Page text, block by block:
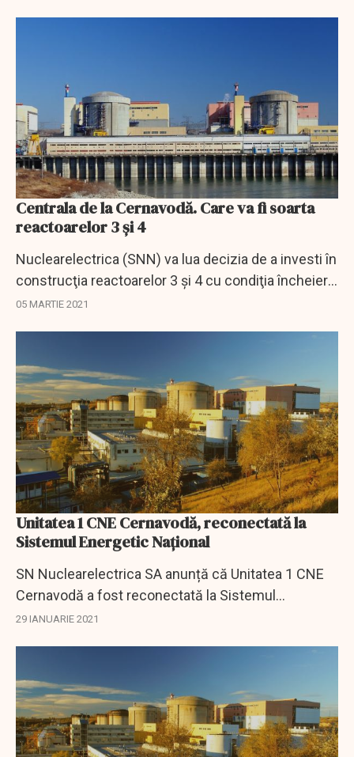
Centrala de la Cernavodă. Care va fi soarta
reactoarelor 3 și 4
Nuclearelectrica (SNN) va lua decizia de a investi în
construcţia reactoarelor 3 şi 4 cu condiţia încheierii
unui acord clar cu statul român privind modul de
05 MARTIE 2021
Unitatea 1 CNE Cernavodă, reconectată la
Sistemul Energetic Național
SN Nuclearelectrica SA anunță că Unitatea 1 CNE
Cernavodă a fost reconectată la Sistemul
Energetic Național. Unitatea fusese oprită în urmă
29 IANUARIE 2021